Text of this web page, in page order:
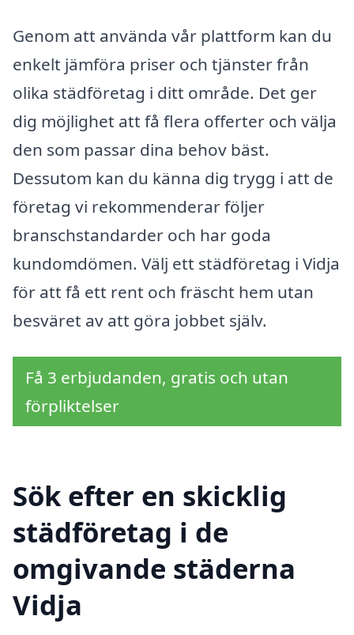
Genom att använda vår plattform kan du
enkelt jämföra priser och tjänster från
olika städföretag i ditt område. Det ger
dig möjlighet att få flera offerter och välja
den som passar dina behov bäst.
Dessutom kan du känna dig trygg i att de
företag vi rekommenderar följer
branschstandarder och har goda
kundomdömen. Välj ett städföretag i Vidja
för att få ett rent och fräscht hem utan
besväret av att göra jobbet själv.
Få 3 erbjudanden, gratis och utan
förpliktelser
Sök efter en skicklig
städföretag i de
omgivande städerna
Vidja